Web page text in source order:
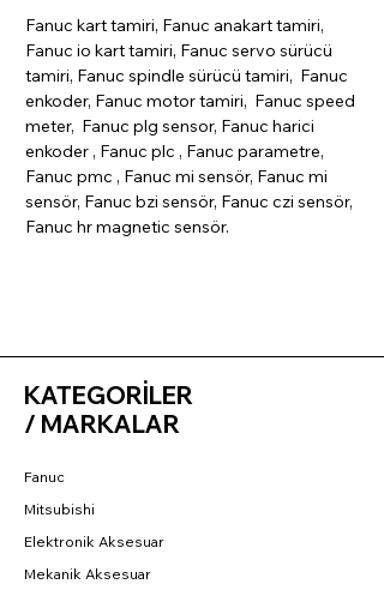
Fanuc kart tamiri, Fanuc anakart tamiri,
Fanuc io kart tamiri, Fanuc servo sürücü
tamiri, Fanuc spindle sürücü tamiri, Fanuc
enkoder, Fanuc motor tamiri, Fanuc speed
meter, Fanuc plg sensor, Fanuc harici
enkoder , Fanuc plc , Fanuc parametre,
Fanuc pmc , Fanuc mi sensör, Fanuc mi
sensör, Fanuc bzi sensör, Fanuc czi sensör,
Fanuc hr magnetic sensör.
KATEGORİLER
/ MARKALAR
Fanuc
Mitsubishi
Elektronik Aksesuar
Mekanik Aksesuar